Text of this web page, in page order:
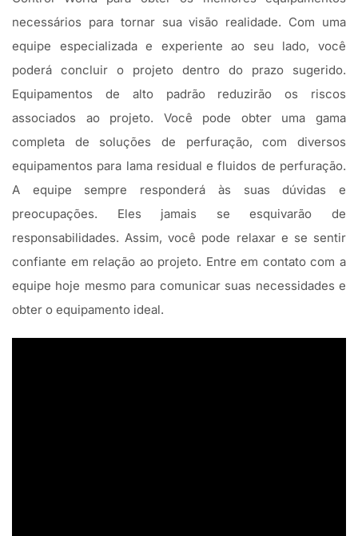
necessários para tornar sua visão realidade. Com uma
equipe especializada e experiente ao seu lado, você
poderá concluir o projeto dentro do prazo sugerido.
Equipamentos de alto padrão reduzirão os riscos
associados ao projeto. Você pode obter uma gama
completa de soluções de perfuração, com diversos
equipamentos para lama residual e fluidos de perfuração.
A equipe sempre responderá às suas dúvidas e
preocupações. Eles jamais se esquivarão de
responsabilidades. Assim, você pode relaxar e se sentir
confiante em relação ao projeto. Entre em contato com a
equipe hoje mesmo para comunicar suas necessidades e
obter o equipamento ideal.